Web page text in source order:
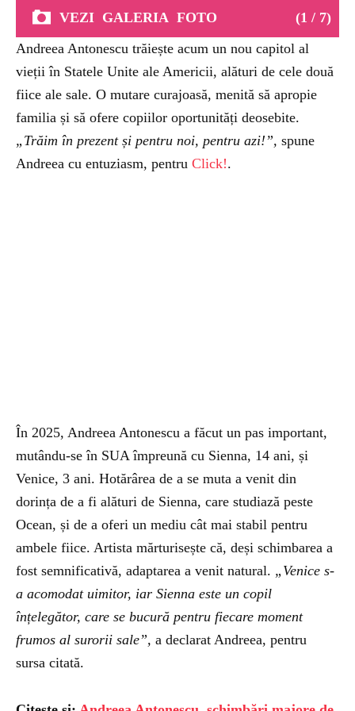
VEZI GALERIA FOTO
(1 / 7)
Andreea Antonescu trăiește acum un nou capitol al
vieții în Statele Unite ale Americii, alături de cele două
fiice ale sale. O mutare curajoasă, menită să apropie
familia și să ofere copiilor oportunități deosebite.
„Trăim în prezent și pentru noi, pentru azi!”, spune
Andreea cu entuziasm, pentru Click!.
În 2025, Andreea Antonescu a făcut un pas important,
mutându-se în SUA împreună cu Sienna, 14 ani, și
Venice, 3 ani. Hotărârea de a se muta a venit din
dorința de a fi alături de Sienna, care studiază peste
Ocean, și de a oferi un mediu cât mai stabil pentru
ambele fiice. Artista mărturisește că, deși schimbarea a
fost semnificativă, adaptarea a venit natural. „Venice s-
a acomodat uimitor, iar Sienna este un copil
înțelegător, care se bucură pentru fiecare moment
frumos al surorii sale”, a declarat Andreea, pentru
sursa citată.